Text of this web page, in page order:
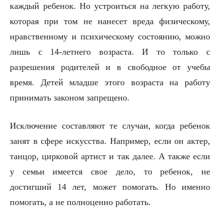
каждый ребенок. Но устроиться на легкую работу,
которая при том не нанесет вреда физическому,
нравственному и психическому состоянию, можно
лишь с 14-летнего возраста. И то только с
разрешения родителей и в свободное от учебы
время. Детей младше этого возраста на работу
принимать законом запрещено.
Исключение составляют те случаи, когда ребенок
занят в сфере искусства. Например, если он актер,
танцор, цирковой артист и так далее. А также если
у семьи имеется свое дело, то ребенок, не
достигший 14 лет, может помогать. Но именно
помогать, а не полноценно работать.